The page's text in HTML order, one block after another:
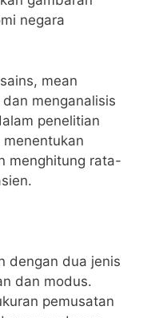
negara
mean
menganalisis
penelitian
menghitung rata-
dengan dua jenis
dan modus.
pemusatan